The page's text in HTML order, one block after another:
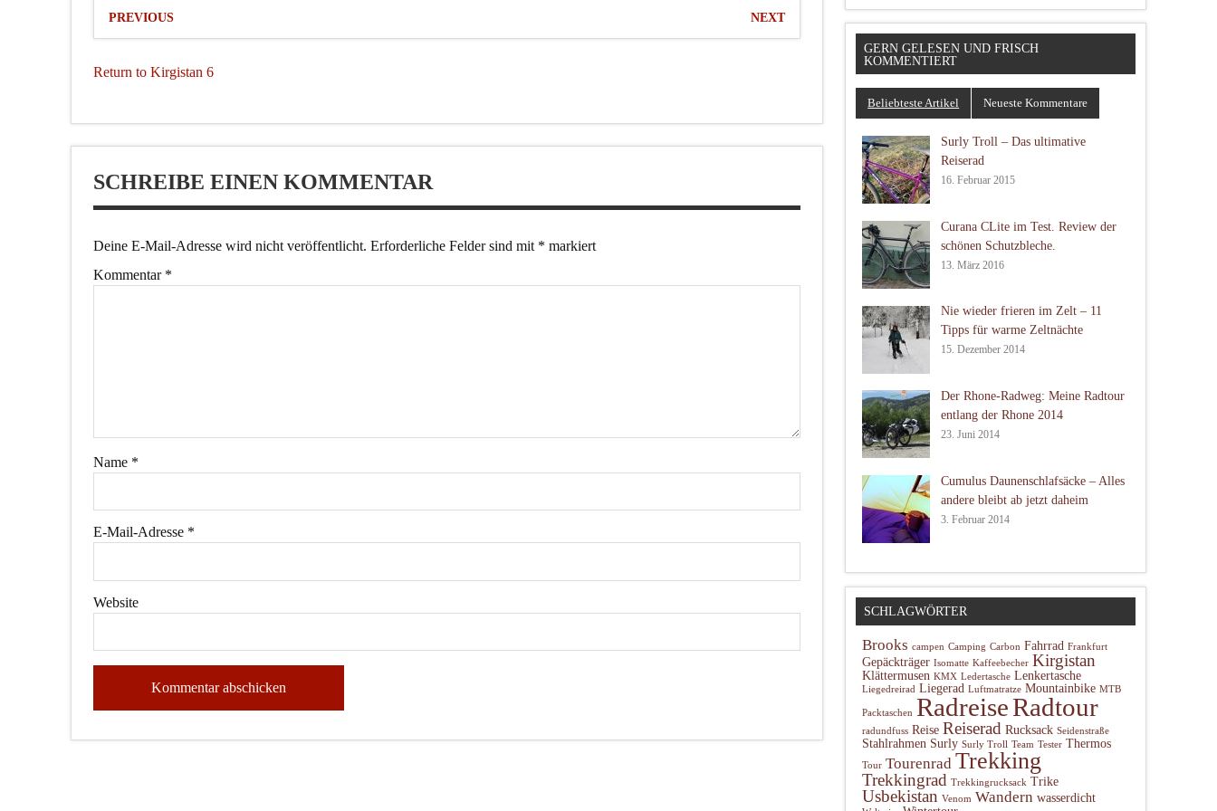
PREVIOUS NEXT
Return to Kirgistan 6
SCHREIBE EINEN KOMMENTAR
Deine E-Mail-Adresse wird nicht veröffentlicht. Erforderliche Felder sind mit * markiert
Kommentar *
Name *
E-Mail-Adresse *
Website
GERN GELESEN UND FRISCH
KOMMENTIERT
Beliebteste Artikel Neueste Kommentare
Surly Troll – Das ultimative
Reiserad
16. Februar 2015
Curana CLite im Test. Review der
schönen Schutzbleche.
13. März 2016
Nie wieder frieren im Zelt – 11
Tipps für warme Zeltnächte
15. Dezember 2014
Der Rhone-Radweg: Meine Radtour
entlang der Rhone 2014
23. Juni 2014
Cumulus Daunenschlafsäcke – Alles
andere bleibt ab jetzt daheim
3. Februar 2014
SCHLAGWÖRTER
Brooks campen Camping Carbon Fahrrad Frankfurt
Gepäckträger Isomatte Kaffeebecher Kirgistan
Klättermusen KMX Ledertasche Lenkertasche
Liegedreirad Liegerad Luftmatratze Mountainbike MTB
Packtaschen RadreiseRadtour
radundfuss Reise Reiserad Rucksack Seidenstraße
Stahlrahmen Surly Surly Troll Team Tester Thermos
Tour Tourenrad Trekking
Trekkingrad Trekkingrucksack Trike
Usbekistan Venom Wandern wasserdicht